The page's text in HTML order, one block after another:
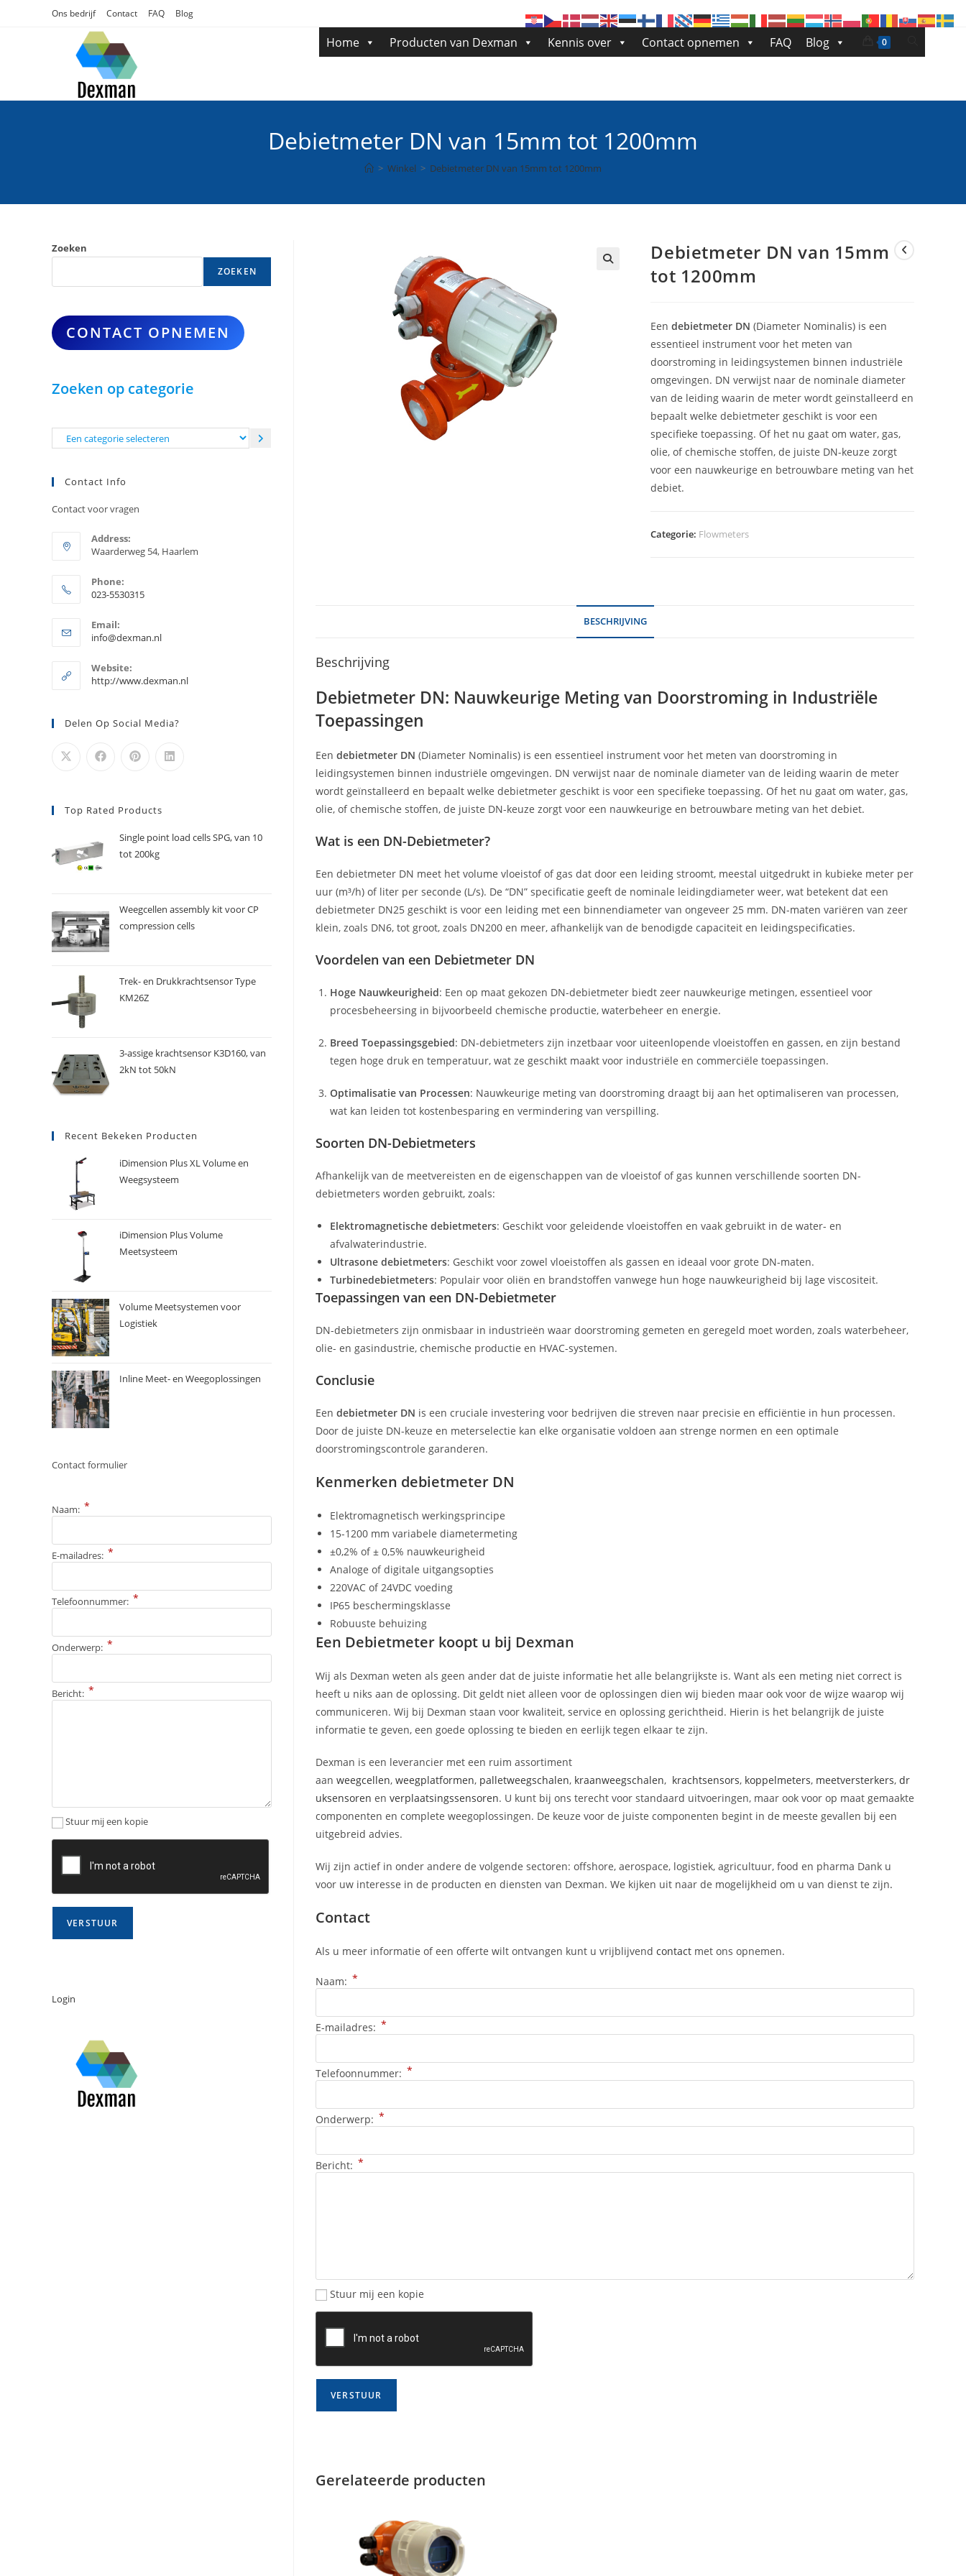
Ons bedrijf Contact FAQ Blog
Home Producten van Dexman Kennis over Contact opnemen FAQ Blog 0
zoeken
Debietmeter DN van 15mm tot 1200mm
> Winkel > Debietmeter DN van 15mm tot 1200mm
Debietmeter DN van 15mm
tot 1200mm
Eendebietmeter DN (Diameter Nominalis) is een
essentieel instrument voor het meten van
doorstroming in leidingsystemen binnen industriële
omgevingen. DN verwijst naar de nominale diameter
van de leiding waarin de meter wordt geïnstalleerd en
bepaalt welke debietmeter geschikt is voor een
specifieke toepassing. Of het nu gaat om water, gas,
olie, of chemische stoffen, de juiste DN-keuze zorgt
voor een nauwkeurige en betrouwbare meting van het
debiet.
Categorie: Flowmeters
BESCHRIJVING
Beschrijving
Debietmeter DN: Nauwkeurige Meting van Doorstroming in Industriële
Toepassingen
Een debietmeter DN (Diameter Nominalis) is een essentieel instrument voor het meten van doorstroming in
leidingsystemen binnen industriële omgevingen. DN verwijst naar de nominale diameter van de leiding waarin de meter
wordt geïnstalleerd en bepaalt welke debietmeter geschikt is voor een specifieke toepassing. Of het nu gaat om water, gas,
olie, of chemische stoffen, de juiste DN-keuze zorgt voor een nauwkeurige en betrouwbare meting van het debiet.
Wat is een DN-Debietmeter?
Een debietmeter DN meet het volume vloeistof of gas dat door een leiding stroomt, meestal uitgedrukt in kubieke meter per
uur (m³/h) of liter per seconde (L/s). De “DN” specificatie geeft de nominale leidingdiameter weer, wat betekent dat een
debietmeter DN25 geschikt is voor een leiding met een binnendiameter van ongeveer 25 mm. DN-maten variëren van zeer
klein, zoals DN6, tot groot, zoals DN200 en meer, afhankelijk van de benodigde capaciteit en leidingspecificaties.
Voordelen van een Debietmeter DN
Hoge Nauwkeurigheid: Een op maat gekozen DN-debietmeter biedt zeer nauwkeurige metingen, essentieel voor
procesbeheersing in bijvoorbeeld chemische productie, waterbeheer en energie.
Breed Toepassingsgebied: DN-debietmeters zijn inzetbaar voor uiteenlopende vloeistoffen en gassen, en zijn bestand
tegen hoge druk en temperatuur, wat ze geschikt maakt voor industriële en commerciële toepassingen.
Optimalisatie van Processen: Nauwkeurige meting van doorstroming draagt bij aan het optimaliseren van processen,
wat kan leiden tot kostenbesparing en vermindering van verspilling.
Soorten DN-Debietmeters
Afhankelijk van de meetvereisten en de eigenschappen van de vloeistof of gas kunnen verschillende soorten DN-
debietmeters worden gebruikt, zoals:
Elektromagnetische debietmeters: Geschikt voor geleidende vloeistoffen en vaak gebruikt in de water- en
afvalwaterindustrie.
Ultrasone debietmeters: Geschikt voor zowel vloeistoffen als gassen en ideaal voor grote DN-maten.
Turbinedebietmeters: Populair voor oliën en brandstoffen vanwege hun hoge nauwkeurigheid bij lage viscositeit.
Toepassingen van een DN-Debietmeter
DN-debietmeters zijn onmisbaar in industrieën waar doorstroming gemeten en geregeld moet worden, zoals waterbeheer,
olie- en gasindustrie, chemische productie en HVAC-systemen.
Conclusie
Een debietmeter DN is een cruciale investering voor bedrijven die streven naar precisie en efficiëntie in hun processen.
Door de juiste DN-keuze en meterselectie kan elke organisatie voldoen aan strenge normen en een optimale
doorstromingscontrole garanderen.
Kenmerken debietmeter DN
Elektromagnetisch werkingsprincipe
15-1200 mm variabele diametermeting
±0,2% of ± 0,5% nauwkeurigheid
Analoge of digitale uitgangsopties
220VAC of 24VDC voeding
IP65 beschermingsklasse
Robuuste behuizing
Een Debietmeter koopt u bij Dexman
Wij als Dexman weten als geen ander dat de juiste informatie het alle belangrijkste is. Want als een meting niet correct is
heeft u niks aan de oplossing. Dit geldt niet alleen voor de oplossingen dien wij bieden maar ook voor de wijze waarop wij
communiceren. Wij bij Dexman staan voor kwaliteit, service en oplossing gerichtheid. Hierin is het belangrijk de juiste
informatie te geven, een goede oplossing te bieden en eerlijk tegen elkaar te zijn.
Dexman is een leverancier met een ruim assortiment
aan weegcellen, weegplatformen, palletweegschalen, kraanweegschalen, krachtsensors, koppelmeters, meetversterkers, dr
uksensoren en verplaatsingssensoren. U kunt bij ons terecht voor standaard uitvoeringen, maar ook voor op maat gemaakte
componenten en complete weegoplossingen. De keuze voor de juiste componenten begint in de meeste gevallen bij een
uitgebreid advies.
Wij zijn actief in onder andere de volgende sectoren: offshore, aerospace, logistiek, agricultuur, food en pharma Dank u
voor uw interesse in de producten en diensten van Dexman. We kijken uit naar de mogelijkheid om u van dienst te zijn.
Contact
Als u meer informatie of een offerte wilt ontvangen kunt u vrijblijvend contact met ons opnemen.
Naam: *
E-mailadres: *
Telefoonnummer: *
Onderwerp: *
Bericht: *
Stuur mij een kopie
Gerelateerde producten
Zoeken
ZOEKEN
CONTACT OPNEMEN
Zoeken op categorie
Een
Contact Info
Contact voor vragen
Address:
Waarderweg 54, Haarlem
Phone:
023-5530315
in
je
toepassing
Email:
info@dexman.nlOpent
toepassing
Website:
http://www.dexman.nl
Delen Op Social Media?
Top Rated Products
Single point load cells SPG, van 10
tot 200kg
Weegcellen assembly kit voor CP
compression cells
Trek- en Drukkrachtsensor Type
KM26Z
3-assige krachtsensor K3D160, van
2kN tot 50kN
Recent Bekeken Producten
iDimension Plus XL Volume en
Weegsysteem
iDimension Plus Volume
Meetsysteem
Volume Meetsystemen voor
Logistiek
Inline Meet- en Weegoplossingen
Contact formulier
Naam: *
E-mailadres: *
Telefoonnummer: *
Onderwerp: *
Bericht: *
Stuur mij een kopie
Login